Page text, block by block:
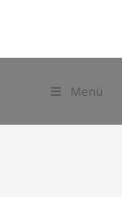
Menü